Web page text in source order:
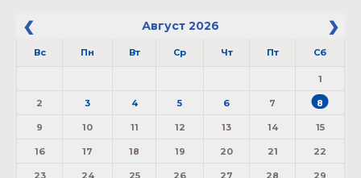
Август 2026
Вс Пн Вт Ср Чт Пт Сб
1
2 3 4 5 6 7 8
9 10 11 12 13 14 15
16 17 18 19 20 21 22
23 24 25 26 27 28 29